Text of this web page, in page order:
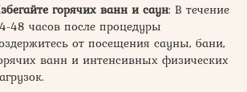
горячих ванн и саун: В течение
48 часов после процедуры
от посещения сауны, бани,
ванн и интенсивных физических